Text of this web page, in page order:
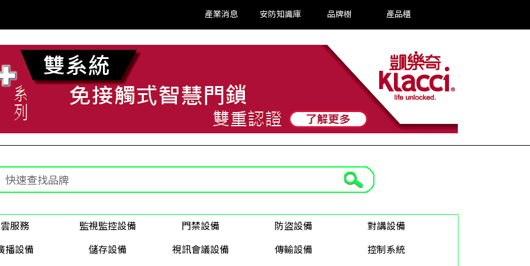
產業消息 安防知識庫 品牌樹 產品櫃
雲服務 監視監控設備 門禁設備 防盜設備
對講設備
播設備
儲存設備 視訊會議設備 傳輸設備
控制系統